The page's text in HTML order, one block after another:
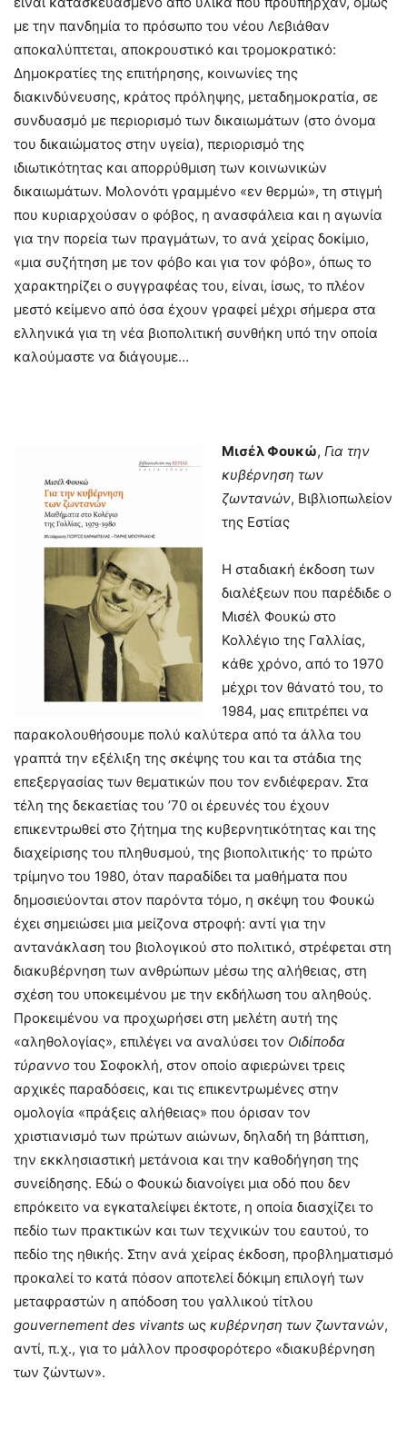
με την πανδημία το πρόσωπο του νέου Λεβιάθαν
αποκαλύπτεται, αποκρουστικό και τρομοκρατικό:
Δημοκρατίες της επιτήρησης, κοινωνίες της
διακινδύνευσης, κράτος πρόληψης, μεταδημοκρατία, σε
συνδυασμό με περιορισμό των δικαιωμάτων (στο όνομα
του δικαιώματος στην υγεία), περιορισμό της
ιδιωτικότητας και απορρύθμιση των κοινωνικών
δικαιωμάτων. Μολονότι γραμμένο «εν θερμώ», τη στιγμή
που κυριαρχούσαν ο φόβος, η ανασφάλεια και η αγωνία
για την πορεία των πραγμάτων, το ανά χείρας δοκίμιο,
«μια συζήτηση με τον φόβο και για τον φόβο», όπως το
χαρακτηρίζει ο συγγραφέας του, είναι, ίσως, το πλέον
μεστό κείμενο από όσα έχουν γραφεί μέχρι σήμερα στα
ελληνικά για τη νέα βιοπολιτική συνθήκη υπό την οποία
καλούμαστε να διάγουμε…
Μισέλ Φουκώ, Για την
κυβέρνηση των
ζωντανών, Βιβλιοπωλείον
της Εστίας
Η σταδιακή έκδοση των
διαλέξεων που παρέδιδε ο
Μισέλ Φουκώ στο
Κολλέγιο της Γαλλίας,
κάθε χρόνο, από το 1970
μέχρι τον θάνατό του, το
1984, μας επιτρέπει να
παρακολουθήσουμε πολύ καλύτερα από τα άλλα του
γραπτά την εξέλιξη της σκέψης του και τα στάδια της
επεξεργασίας των θεματικών που τον ενδιέφεραν. Στα
τέλη της δεκαετίας του ’70 οι έρευνές του έχουν
επικεντρωθεί στο ζήτημα της κυβερνητικότητας και της
διαχείρισης του πληθυσμού, της βιοπολιτικής· το πρώτο
τρίμηνο του 1980, όταν παραδίδει τα μαθήματα που
δημοσιεύονται στον παρόντα τόμο, η σκέψη του Φουκώ
έχει σημειώσει μια μείζονα στροφή: αντί για την
αντανάκλαση του βιολογικού στο πολιτικό, στρέφεται στη
διακυβέρνηση των ανθρώπων μέσω της αλήθειας, στη
σχέση του υποκειμένου με την εκδήλωση του αληθούς.
Προκειμένου να προχωρήσει στη μελέτη αυτή της
«αληθολογίας», επιλέγει να αναλύσει τον Οιδίποδα
τύραννο του Σοφοκλή, στον οποίο αφιερώνει τρεις
αρχικές παραδόσεις, και τις επικεντρωμένες στην
ομολογία «πράξεις αλήθειας» που όρισαν τον
χριστιανισμό των πρώτων αιώνων, δηλαδή τη βάπτιση,
την εκκλησιαστική μετάνοια και την καθοδήγηση της
συνείδησης. Εδώ ο Φουκώ διανοίγει μια οδό που δεν
επρόκειτο να εγκαταλείψει έκτοτε, η οποία διασχίζει το
πεδίο των πρακτικών και των τεχνικών του εαυτού, το
πεδίο της ηθικής. Στην ανά χείρας έκδοση, προβληματισμό
προκαλεί το κατά πόσον αποτελεί δόκιμη επιλογή των
μεταφραστών η απόδοση του γαλλικού τίτλου
gouvernement des vivants ως κυβέρνηση των ζωντανών,
αντί, π.χ., για το μάλλον προσφορότερο «διακυβέρνηση
των ζώντων».